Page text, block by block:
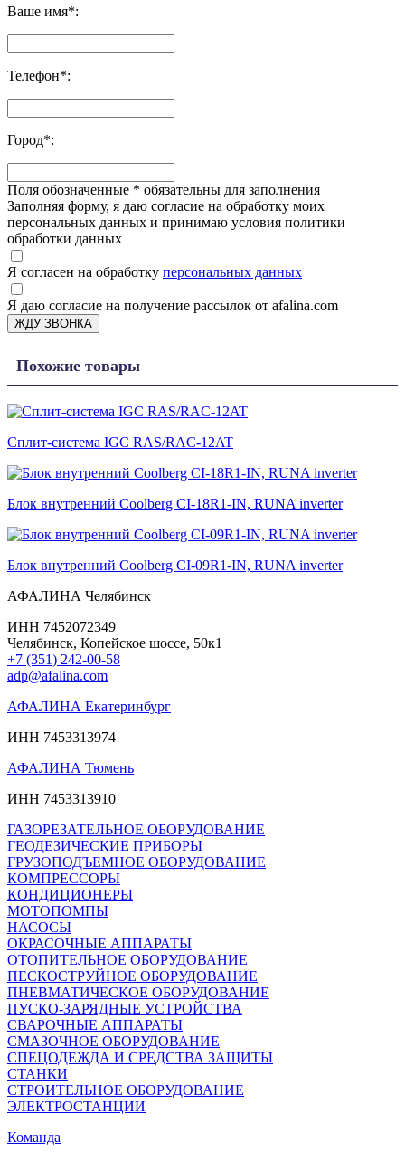
Ваше имя*:
Телефон*:
Город*:
Поля обозначенные * обязательны для заполнения
Заполняя форму, я даю согласие на обработку моих
персональных данных и принимаю условия политики
обработки данных
Я согласен на обработку персональных данных
Я даю согласие на получение рассылок от afalina.com
ЖДУ ЗВОНКА
Похожие товары
Сплит-система IGC RAS/RAC-12AT
Блок внутренний Coolberg CI-18R1-IN, RUNA inverter
Блок внутренний Coolberg CI-09R1-IN, RUNA inverter
АФАЛИНА Челябинск
ИНН 7452072349
Челябинск, Копейское шоссе, 50к1
+7 (351) 242-00-58
adp@afalina.com
АФАЛИНА Екатеринбург
ИНН 7453313974
АФАЛИНА Тюмень
ИНН 7453313910
ГАЗОРЕЗАТЕЛЬНОЕ ОБОРУДОВАНИЕ
ГЕОДЕЗИЧЕСКИЕ ПРИБОРЫ
ГРУЗОПОДЪЕМНОЕ ОБОРУДОВАНИЕ
КОМПРЕССОРЫ
КОНДИЦИОНЕРЫ
МОТОПОМПЫ
НАСОСЫ
ОКРАСОЧНЫЕ АППАРАТЫ
ОТОПИТЕЛЬНОЕ ОБОРУДОВАНИЕ
ПЕСКОСТРУЙНОЕ ОБОРУДОВАНИЕ
ПНЕВМАТИЧЕСКОЕ ОБОРУДОВАНИЕ
ПУСКО-ЗАРЯДНЫЕ УСТРОЙСТВА
СВАРОЧНЫЕ АППАРАТЫ
СМАЗОЧНОЕ ОБОРУДОВАНИЕ
СПЕЦОДЕЖДА И СРЕДСТВА ЗАЩИТЫ
СТАНКИ
СТРОИТЕЛЬНОЕ ОБОРУДОВАНИЕ
ЭЛЕКТРОСТАНЦИИ
Команда